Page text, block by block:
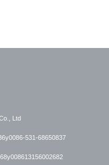
Ltd
531-68650837